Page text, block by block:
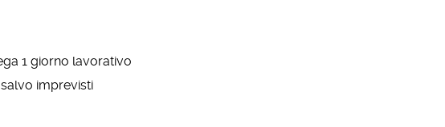
1 giorno lavorativo
imprevisti